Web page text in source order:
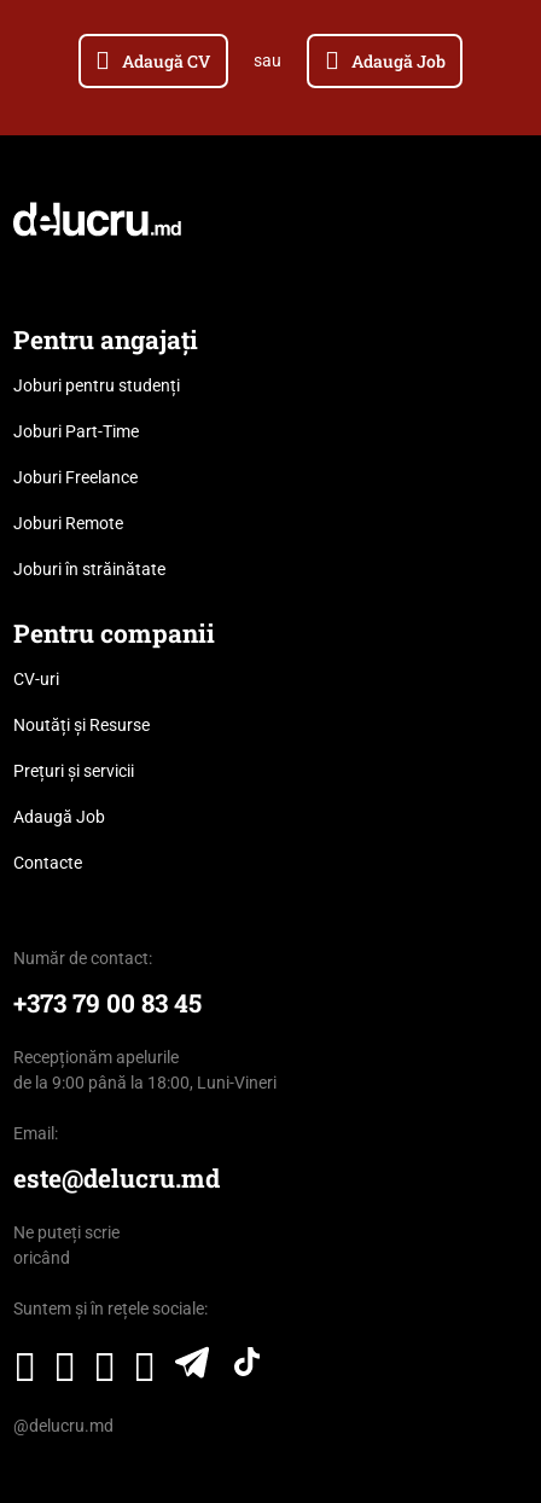
Adaugă CV sau Adaugă Job
Pentru angajați
Joburi pentru studenți
Joburi Part-Time
Joburi Freelance
Joburi Remote
Joburi în străinătate
Pentru companii
CV-uri
Noutăți și Resurse
Prețuri și servicii
Adaugă Job
Contacte
Număr de contact:
+373 79 00 83 45
Recepționăm apelurile
de la 9:00 până la 18:00, Luni-Vineri
Email:
este@delucru.md
Ne puteți scrie
oricând
Suntem și în rețele sociale:
@delucru.md